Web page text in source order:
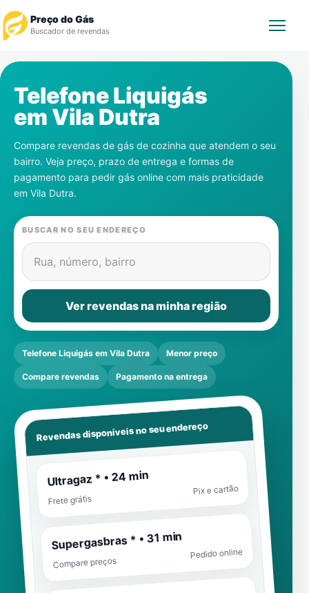
Preço do Gás
Buscador de revendas
Revendedor
Notícias
Cadastre-se
Gás
Contatos
Telefone Liquigás
em Vila Dutra
Compare revendas de gás de cozinha que atendem o seu
bairro. Veja preço, prazo de entrega e formas de
pagamento para pedir gás online com mais praticidade
em Vila Dutra.
BUSCAR NO SEU ENDEREÇO
Rua, número, bairro
Ver revendas na minha região
Telefone Liquigás em Vila Dutra Menor preço
Compare revendas Pagamento na entrega
Revendas disponíveis no seu endereço
Ultragaz * • 24 min
Frete grátis
Pix e cartão
Supergasbras * • 31 min
Compare preços
Pedido online